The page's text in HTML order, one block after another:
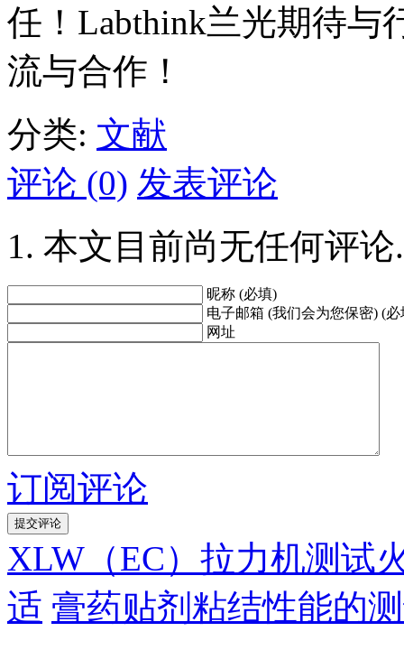
任！Labthink兰光期待与
流与合作！
分类: 文献
评论 (0) 发表评论
本文目前尚无任何评论.
昵称 (必填)
电子邮箱 (我们会为您保密) (必
网址
订阅评论
XLW（EC）拉力机测试
适 膏药贴剂粘结性能的